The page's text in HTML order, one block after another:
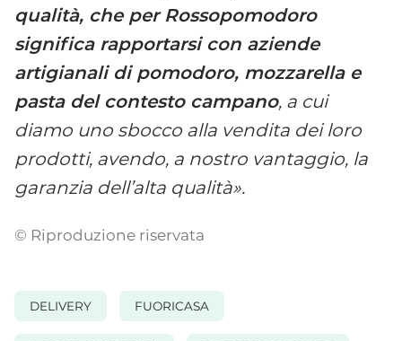
qualità, che per Rossopomodoro
significa rapportarsi con aziende
artigianali di pomodoro, mozzarella e
pasta del contesto campano, a cui
diamo uno sbocco alla vendita dei loro
prodotti, avendo, a nostro vantaggio, la
garanzia dell’alta qualità».
© Riproduzione riservata
DELIVERY FUORICASA